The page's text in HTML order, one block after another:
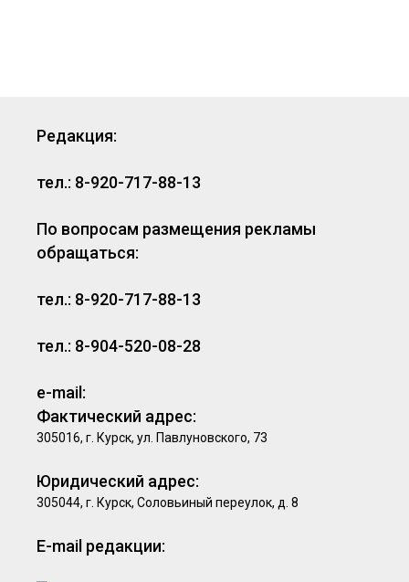
Редакция:
тел.: 8-920-717-88-13
По вопросам размещения рекламы
обращаться:
тел.: 8-920-717-88-13
тел.: 8-904-520-08-28
e-mail:
Фактический адрес:
305016, г. Курск, ул. Павлуновского, 73
Юридический адрес:
305044, г. Курск, Соловьиный переулок, д. 8
E-mail редакции: